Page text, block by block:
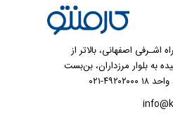
اشـرفی اصفهانی، بالاتر از
به بلوار مرزداران، بن‌بست